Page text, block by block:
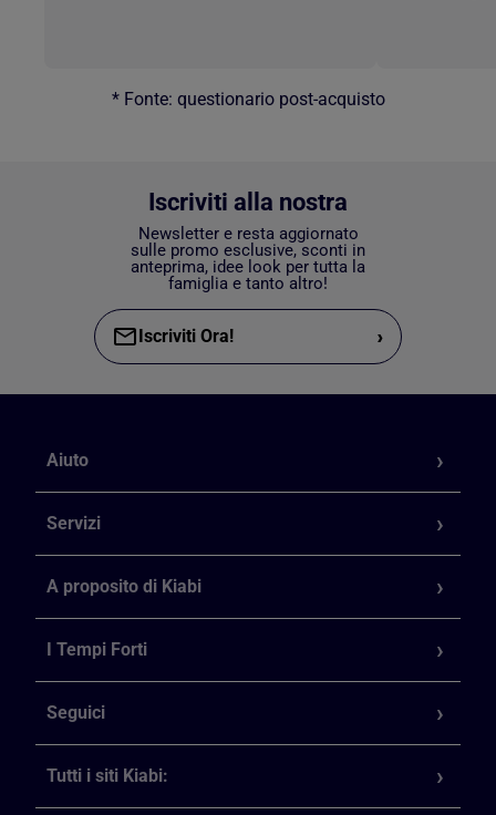
* Fonte: questionario post-acquisto
Iscriviti alla nostra
Newsletter e resta aggiornato
sulle promo esclusive, sconti in
anteprima, idee look per tutta la
famiglia e tanto altro!
Iscriviti Ora! ›
Aiuto
Servizi
A proposito di Kiabi
I Tempi Forti
Seguici
Tutti i siti Kiabi: